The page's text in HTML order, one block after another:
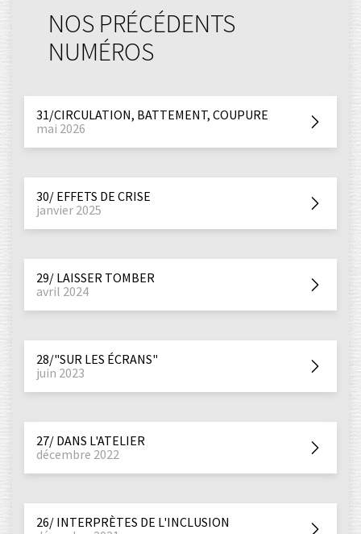
NOS PRÉCÉDENTS
NUMÉROS
31/CIRCULATION, BATTEMENT, COUPURE
mai 2026
30/ EFFETS DE CRISE
janvier 2025
29/ LAISSER TOMBER
avril 2024
28/"SUR LES ÉCRANS"
juin 2023
27/ DANS L'ATELIER
décembre 2022
26/ INTERPRÈTES DE L'INCLUSION